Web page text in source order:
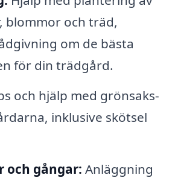
blommor och träd,
om de bästa
för din trädgård.
och hjälp med grönsaks-
inklusive skötsel
och gångar: Anläggning